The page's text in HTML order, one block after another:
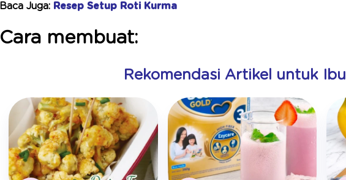
Baca Juga: Resep Setup Roti Kurma
Cara membuat:
Rekomendasi Artikel untuk Ibu